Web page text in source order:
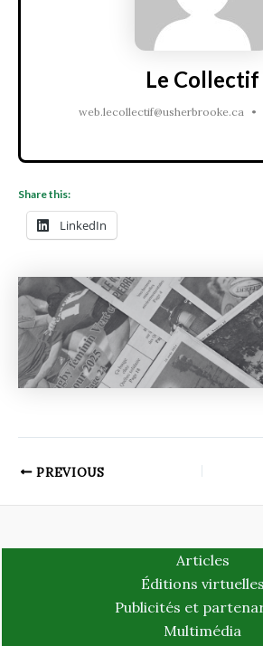
Le Collectif
web.lecollectif@usherbrooke.ca •
Share this:
LinkedIn
PREVIOUS
Articles
Éditions virtuelles
Publicités et
Multimédia